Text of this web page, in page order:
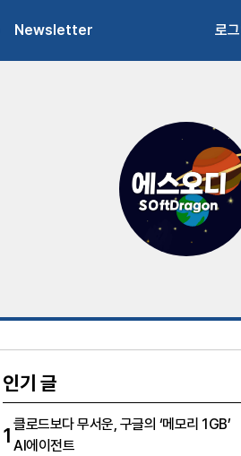
Newsletter 로
인기 글
1 클로드보다 무서운, 구글의 ‘메모리 1GB’
AI에이전트